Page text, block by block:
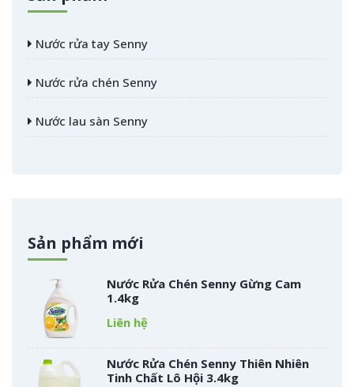
Nước rửa tay Senny
Nước rửa chén Senny
Nước lau sàn Senny
Sản phẩm mới
Nước Rửa Chén Senny Gừng Cam
1.4kg
Liên hệ
Nước Rửa Chén Senny Thiên Nhiên
Tinh Chất Lô Hội 3.4kg